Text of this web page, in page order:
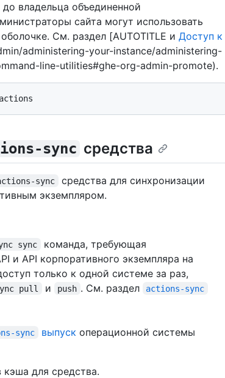
владельца объединенной
сайта могут использовать
См. раздел [AUTOTITLE и Доступ к
administering-your-instance/administering-
line-utilities#ghe-org-admin-promote).
sync средства
sync
средства для синхронизации
экземпляром.
sync
команда, требующая
и API корпоративного экземпляра на
только к одной системе за раз,
pull и push . См. раздел actions-sync
sync выпуск операционной системы
кэша для средства.